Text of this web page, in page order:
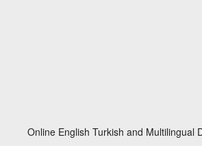
Online English Turkish and Multilingual